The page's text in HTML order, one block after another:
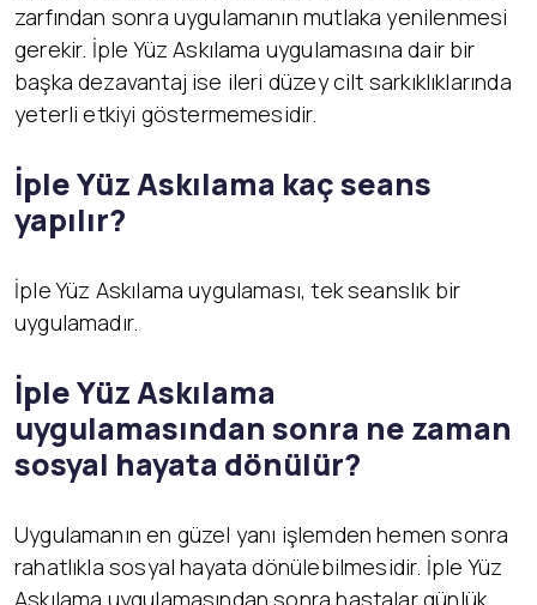
zarfından sonra uygulamanın mutlaka yenilenmesi
gerekir. İple Yüz Askılama uygulamasına dair bir
başka dezavantaj ise ileri düzey cilt sarkıklıklarında
yeterli etkiyi göstermemesidir.
İple Yüz Askılama kaç seans
yapılır?
İple Yüz Askılama uygulaması, tek seanslık bir
uygulamadır.
İple Yüz Askılama
uygulamasından sonra ne zaman
sosyal hayata dönülür?
Uygulamanın en güzel yanı işlemden hemen sonra
rahatlıkla sosyal hayata dönülebilmesidir. İple Yüz
Askılama uygulamasından sonra hastalar günlük